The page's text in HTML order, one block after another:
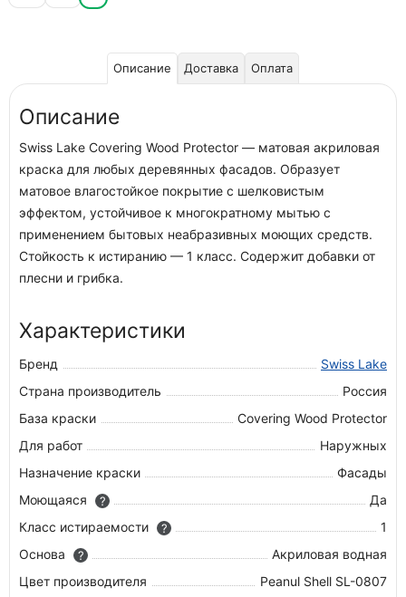
Описание Доставка Оплата
Описание
Swiss Lake Covering Wood Protector — матовая акриловая
краска для любых деревянных фасадов. Образует
матовое влагостойкое покрытие с шелковистым
эффектом, устойчивое к многократному мытью с
применением бытовых неабразивных моющих средств.
Стойкость к истиранию — 1 класс. Содержит добавки от
плесни и грибка.
Характеристики
Бренд
Swiss Lake
Страна производитель
Россия
База краски
Covering Wood Protector
Для работ
Наружных
Назначение краски
Фасады
Моющаяся
?
Да
Класс истираемости
?
1
Основа
?
Акриловая водная
Цвет производителя
Peanul Shell SL-0807